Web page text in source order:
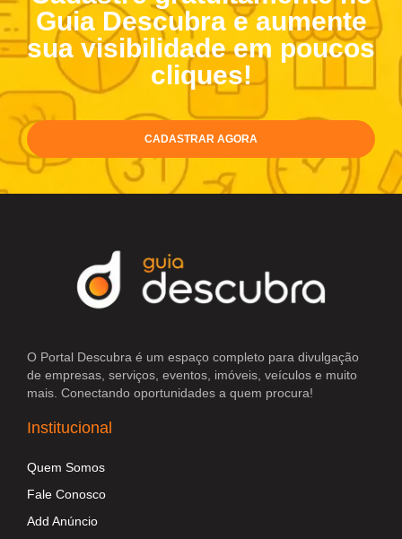
Guia Descubra e aumente
sua visibilidade em poucos
cliques!
CADASTRAR AGORA
O Portal Descubra é um espaço completo para divulgação
de empresas, serviços, eventos, imóveis, veículos e muito
mais. Conectando oportunidades a quem procura!
Institucional
Quem Somos
Fale Conosco
Add Anúncio